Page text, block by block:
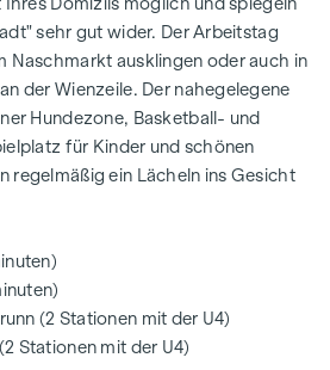
sehr gut wider. Der Arbeitstag
Naschmarkt ausklingen oder auch in
der Wienzeile. Der nahegelegene
Hundezone, Basketball- und
für Kinder und schönen
regelmäßig ein Lächeln ins Gesicht
(2 Stationen mit der U4)
Stationen mit der U4)